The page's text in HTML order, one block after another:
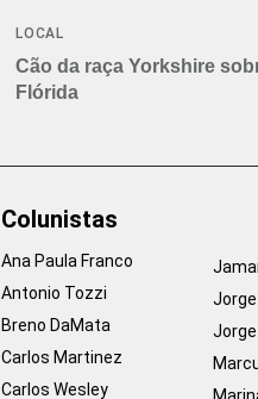
LOCAL
Cão da raça Yorkshire
Flórida
Colunistas
Ana Paula Franco
Antonio Tozzi
Breno DaMata
Carlos Martinez
Carlos Wesley